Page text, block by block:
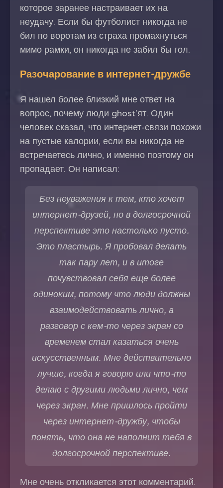
которое заранее настраивает их на
неудачу. Если бы футболист никогда не
бил по воротам из страха промахнуться
мимо рамки, он никогда не забил бы гол.
Разочарование в интернет-дружбе
Я нашел более близкий мне ответ на
вопрос, почему люди ghost'ят. Один
человек сказал, что интернет-связи похожи
на пустые калории, если вы никогда не
встречаетесь лично, и именно поэтому он
пропадает. Он написал:
Без неуважения к тем, кто хочет
интернет-друзей, но в долгосрочной
перспективе это настолько пусто.
Это пластырь. Я пробовал делать
так пару лет, и в итоге
почувствовал себя еще более
одиноким, потому что люди должны
взаимодействовать лично, а
разговор с кем-то через экран со
временем стал казаться очень
искусственным. Мне действительно
лучше, когда я говорю или что-то
делаю с другими людьми лично, чем
через экран. Мне пришлось пройти
через интернет-дружбу, чтобы
понять, что она не наполнит тебя в
долгосрочной перспективе.
Мне очень откликается этот комментарий.